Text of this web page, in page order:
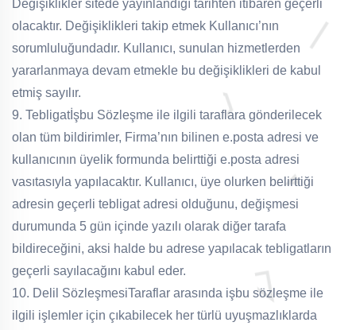
Değişiklikler sitede yayınlandığı tarihten itibaren geçerli
olacaktır. Değişiklikleri takip etmek Kullanıcı’nın
sorumluluğundadır. Kullanıcı, sunulan hizmetlerden
yararlanmaya devam etmekle bu değişiklikleri de kabul
etmiş sayılır.
9. Tebligatİşbu Sözleşme ile ilgili taraflara gönderilecek
olan tüm bildirimler, Firma’nın bilinen e.posta adresi ve
kullanıcının üyelik formunda belirttiği e.posta adresi
vasıtasıyla yapılacaktır. Kullanıcı, üye olurken belirttiği
adresin geçerli tebligat adresi olduğunu, değişmesi
durumunda 5 gün içinde yazılı olarak diğer tarafa
bildireceğini, aksi halde bu adrese yapılacak tebligatların
geçerli sayılacağını kabul eder.
10. Delil SözleşmesiTaraflar arasında işbu sözleşme ile
ilgili işlemler için çıkabilecek her türlü uyuşmazlıklarda